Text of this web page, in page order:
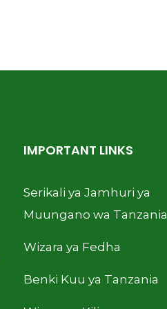
IMPORTANT LINKS
Serikali ya Jamhuri ya
Muungano wa Tanzania
Wizara ya Fedha
Benki Kuu ya Tanzania